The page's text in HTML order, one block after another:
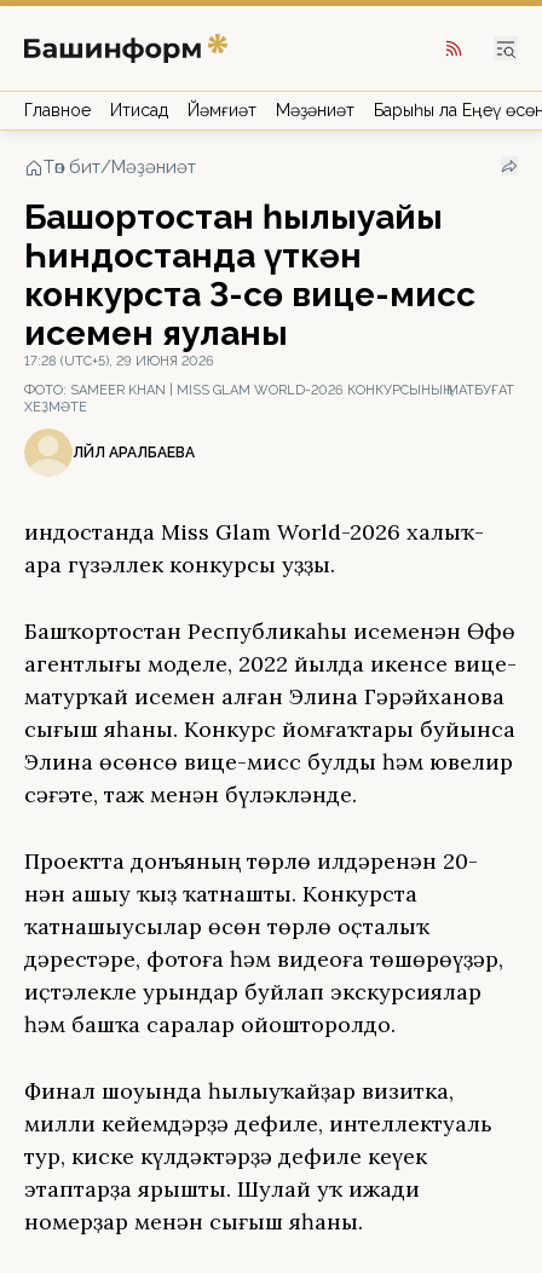
Главное Иҡтисад Йәмғиәт Мәҙәниәт Барыһы ла Еңеү
Төп бит/Мәҙәниәт
Башҡортостан һылыуҡайы
Һиндостанда үткән
конкурста 3-сө вице-мисс
исемен яуланы
17:28 (UTC+5), 29 ИЮНЯ 2026
ФОТО: SAMEER KHAN | MISS GLAM WORLD-2026 КОНКУРСЫНЫҢ МАТБУҒАТ
ХЕҘМӘТЕ
ЛӘЙЛӘ АРАЛБАЕВА
Һиндостанда Miss Glam World-2026 халыҡ-
ара гүзәллек конкурсы уҙҙы.
Башҡортостан Республикаһы исеменән Өфө
агентлығы моделе, 2022 йылда икенсе вице-
матурҡай исемен алған Элина Гәрәйханова
сығыш яһаны. Конкурс йомғаҡтары буйынса
Элина өсөнсө вице-мисс булды һәм ювелир
сәғәте, таж менән бүләкләнде.
Проектта донъяның төрлө илдәренән 20-
нән ашыу ҡыҙ ҡатнашты. Конкурста
ҡатнашыусылар өсөн төрлө оҫталыҡ
дәрестәре, фотоға һәм видеоға төшөрөүҙәр,
иҫтәлекле урындар буйлап экскурсиялар
һәм башҡа саралар ойошторолдо.
Финал шоуында һылыуҡайҙар визитка,
милли кейемдәрҙә дефиле, интеллектуаль
тур, киске күлдәктәрҙә дефиле кеүек
этаптарҙа ярышты. Шулай уҡ ижади
номерҙар менән сығыш яһаны.